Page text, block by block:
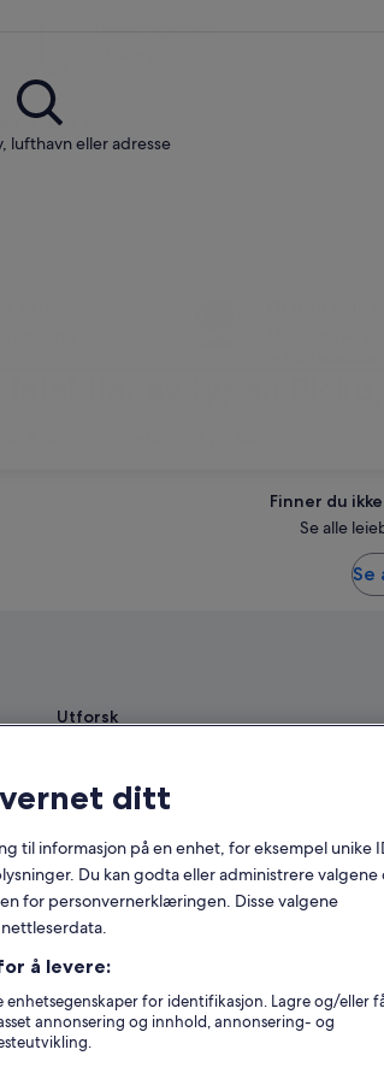
lufthavn eller adresse
et ekstra gebyr.
Gi deg selv
Medlemmer
leiebiler av typen
Finner du
Se alle
Se
Utforsk
Hoteller i Norge
Pakkereiser i Norge
Flyreiser innenlands
ditt
til informasjon på en enhet, for eksempel unike
Du kan godta eller administrere valgene
for personvernerklæringen. Disse valgene
å levere:
for identifikasjon. Lagre og/eller
annonsering og innhold, annonsering- og